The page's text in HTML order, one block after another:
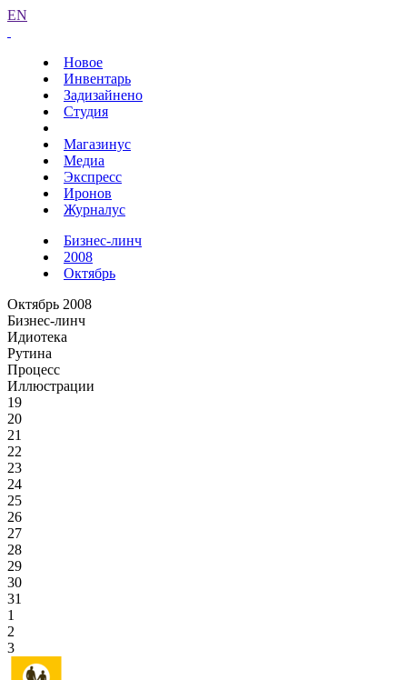
EN
Новое
Инвентарь
Задизайнено
Студия
Магазинус
Медиа
Экспресс
Иронов
Журналус
Бизнес-линч
2008
Октябрь
Октябрь 2008
Бизнес-линч
Идиотека
Рутина
Процесс
Иллюстрации
19
20
21
22
23
24
25
26
27
28
29
30
31
1
2
3